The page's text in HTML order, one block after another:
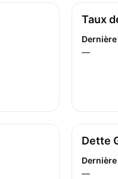
Taux
Dernière
—
Dette
Dernière
—